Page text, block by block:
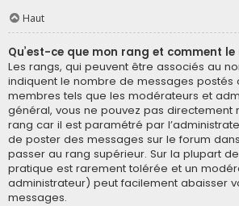
Haut
Qu’est-ce que mon rang et comment
Les rangs, qui peuvent être associés au
indiquent le nombre de messages postés
membres tels que les modérateurs et
général, vous ne pouvez pas directement
rang car il est paramétré par
de poster des messages sur le forum
passer au rang supérieur. Sur la plupart
pratique est rarement tolérée et un
administrateur) peut facilement abaisser
messages.